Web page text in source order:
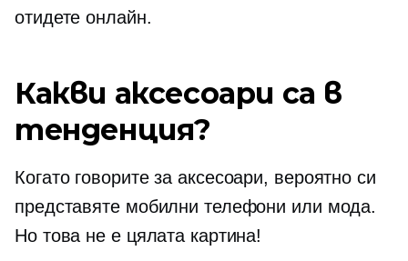
отидете онлайн.
Какви аксесоари са в
тенденция?
Когато говорите за аксесоари, вероятно си
представяте мобилни телефони или мода.
Но това не е цялата картина!